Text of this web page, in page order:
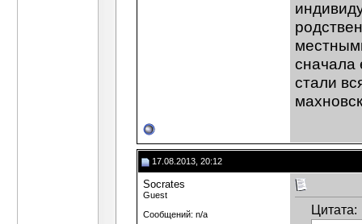
сначала
стали
17.08.2013, 20:12
Socrates
Guest
Сообщений: n/a
Цитата: